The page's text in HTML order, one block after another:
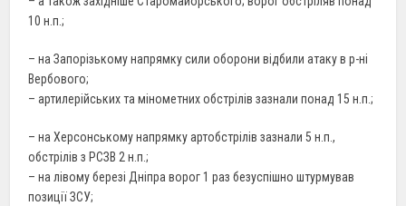
10 н.п.;
– на Запорізькому напрямку сили оборони відбили атаку в р-ні
Вербового;
– артилерійських та мінометних обстрілів зазнали понад 15 н.п.;
– на Херсонському напрямку артобстрілів зазнали 5 н.п.,
обстрілів з РСЗВ 2 н.п.;
– на лівому березі Дніпра ворог 1 раз безуспішно штурмував
позиції ЗСУ;